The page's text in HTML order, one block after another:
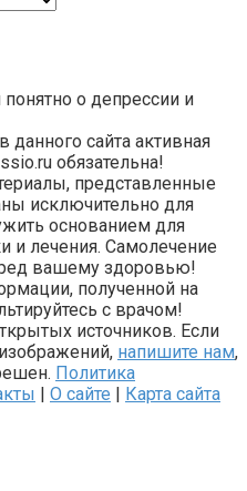
о депрессии и
сайта активная
обязательна!
представленные
исключительно для
основанием для
и лечения. Самолечение
вашему здоровью!
полученной на
с врачом!
источников. Если
напишите нам,
Политика
| О сайте | Карта сайта